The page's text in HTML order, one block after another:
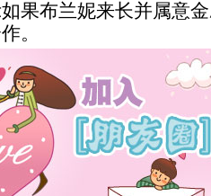
果布兰妮来长并属意
。